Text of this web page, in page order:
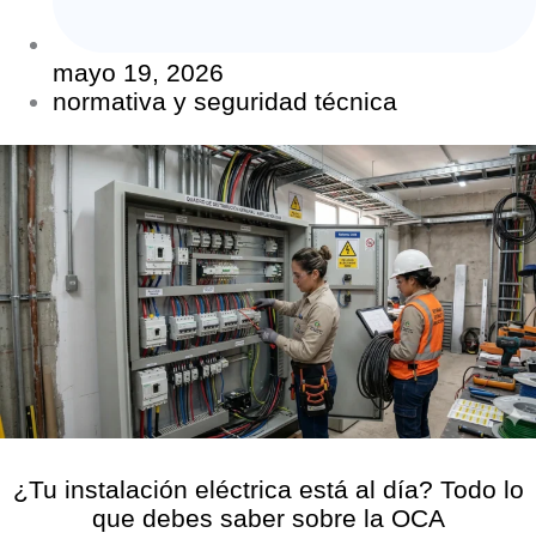
mayo 19, 2026
normativa y seguridad técnica
¿Tu instalación eléctrica está al día? Todo lo
que debes saber sobre la OCA